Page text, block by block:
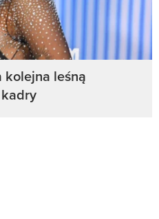
kolejna leśną
kadry